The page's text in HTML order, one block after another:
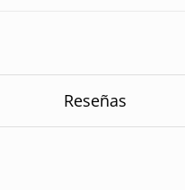
Reseñas